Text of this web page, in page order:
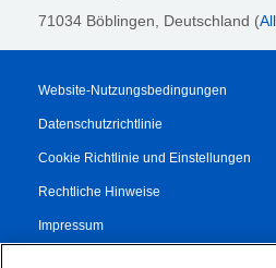
71034 Böblingen , Deutschland (
Website-Nutzungsbedingungen
Datenschutzrichtlinie
Cookie Richtlinie und Einstellungen
Rechtliche Hinweise
Impressum